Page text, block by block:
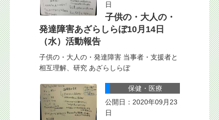
日
子供の・大人の・
発達障害あざらしらぼ10月14日
（水）活動報告
子供の・大人の・発達障害 当事者・支援者と
相互理解、研究 あざらしらぼ
保健・医療
公開日：2020年09月23
日